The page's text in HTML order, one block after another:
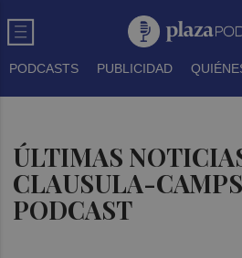
PODCASTS PUBLICIDAD
ÚLTIMAS
CLAUSULA-
PODCAST